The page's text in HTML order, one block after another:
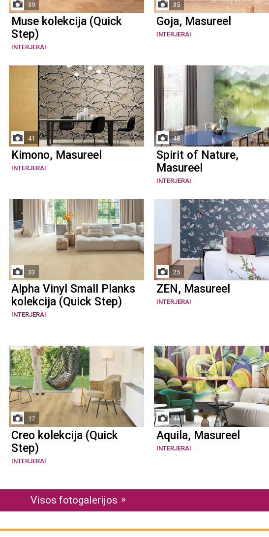
39
Muse kolekcija (Quick
Step)
INTERJERAI
35
Goja, Masureel
INTERJERAI
41
Kimono, Masureel
INTERJERAI
48
Spirit of Nature,
Masureel
INTERJERAI
33
Alpha Vinyl Small Planks
kolekcija (Quick Step)
INTERJERAI
25
ZEN, Masureel
INTERJERAI
17
Creo kolekcija (Quick
Step)
INTERJERAI
44
Aquila, Masureel
INTERJERAI
Visos fotogalerijos